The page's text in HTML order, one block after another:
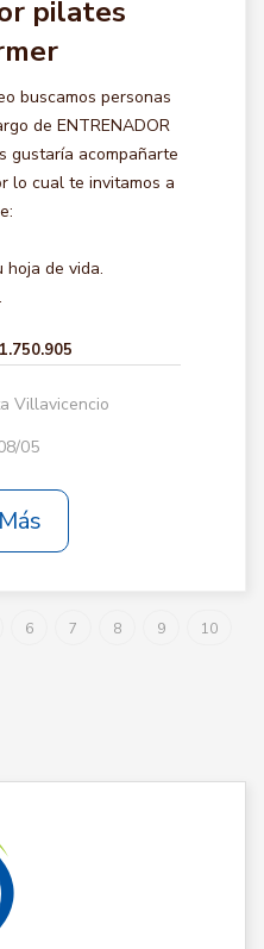
pilates
buscamos personas
de ENTRENADOR
gustaría acompañarte
lo cual te invitamos a
hoja de vida.
Villavicencio
05
6 7 8 9
10